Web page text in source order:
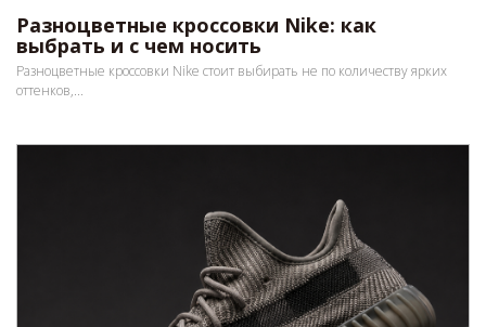
Разноцветные кроссовки Nike: как
выбрать и с чем носить
Разноцветные кроссовки Nike стоит выбирать не по количеству ярких
оттенков,...